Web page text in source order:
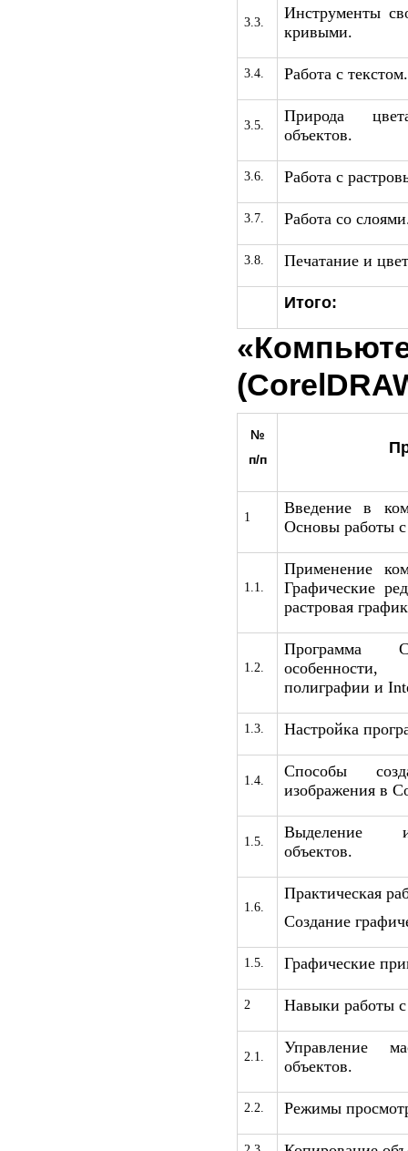
3.3.
Инструменты
кривыми.
3.4. Работа с текстом.
3.5.
Природа
объектов.
3.6. Работа с
3.7. Работа со
3.8. Печатание и
Итого:
№
п/п
1
Введение в
Основы работы
1.1.
Применение
Графические
растровая
1.2.
Программа
полиграфии и
1.3. Настройка
1.4.
Способы
изображения в
1.5.
Выделение и
объектов.
1.6.
Практическая
Создание
1.5. Графические
2 Навыки работы
2.1.
Управление
объектов.
2.2. Режимы